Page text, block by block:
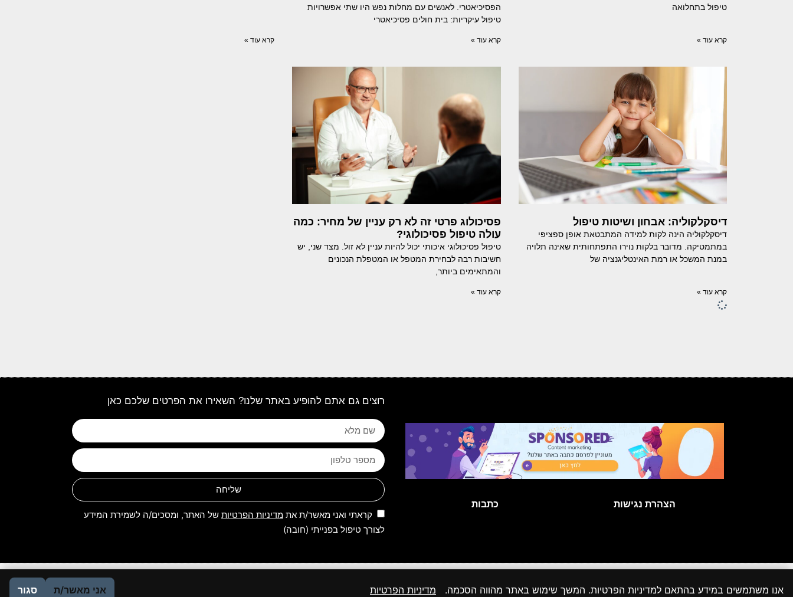
טיפול בתחלואה
קרא עוד »
הפסיכיאטרי. לאנשים עם מחלות נפש היו שתי אפשרויות
טיפול עיקריות: בית חולים פסיכיאטרי
קרא עוד » קרא עוד »
דיסקלקוליה: אבחון ושיטות טיפול
דיסקלקוליה הינה לקות למידה המתבטאת אופן ספציפי
במתמטיקה. מדובר בלקות נוירו התפתחותית שאינה תלויה
במנת המשכל או רמת האינטליגנציה של
קרא עוד »
פסיכולוג פרטי זה לא רק עניין של מחיר: כמה
עולה טיפול פסיכולוגי?
טיפול פסיכולוגי איכותי יכול להיות עניין לא זול. מצד שני, יש
חשיבות רבה לבחירת המטפל או המטפלת הנכונים
והמתאימים ביותר,
קרא עוד »
הצהרת נגישות כתבות
רוצים גם אתם להופיע באתר שלנו? השאירו את הפרטים שלכם כאן
שליחה
קראתי ואני מאשר/ת את מדיניות הפרטיות של האתר, ומסכים/ה לשמירת המידע
לצורך טיפול בפנייתי (חובה)
יתכנו מקרים שבהם לא הצלחנו לאתר את המקור או שהוא אינו ידוע והתכנים פורסמו בהתאם לסעיף 27א לחוק זכות יוצרים. במידה ואתם בעל זכות היוצרים, אנא פנו אלינו בהקדם.
אנו משתמשים במידע בהתאם למדיניות הפרטיות. המשך שימוש באתר מהווה הסכמה. מדיניות הפרטיות אני מאשר/ת סגור